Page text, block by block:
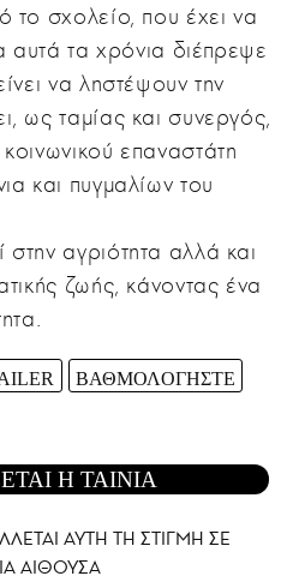
σχολείο, που έχει να
αυτά τα χρόνια διέπρεψε
να ληστέψουν την
ως ταμίας και συνεργός,
επαναστάτη
και πυγμαλίων του
αγριότητα αλλά και
ζωής, κάνοντας ένα
ΒΑΘΜΟΛΟΓΗΣΤΕ
Η ΤΑΙΝΙΑ
AYTH ΤΗ ΣΤΙΓΜΗ ΣΕ
ΑΙΘΟΥΣΑ